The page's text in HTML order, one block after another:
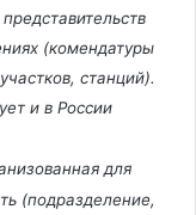
(комендатуры
станций).
и в России
для
(подразделение,